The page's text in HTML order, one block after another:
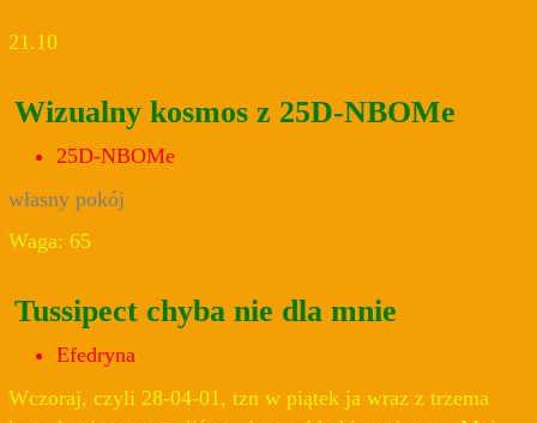
21.10
Wizualny kosmos z 25D-NBOMe
25D-NBOMe
własny pokój
Waga: 65
Tussipect chyba nie dla mnie
Efedryna
Wczoraj, czyli 28-04-01, tzn w piątek ja wraz z trzema